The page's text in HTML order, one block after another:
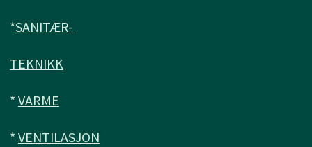
*SANITÆR-
TEKNIKK
* VARME
* VENTILASJON